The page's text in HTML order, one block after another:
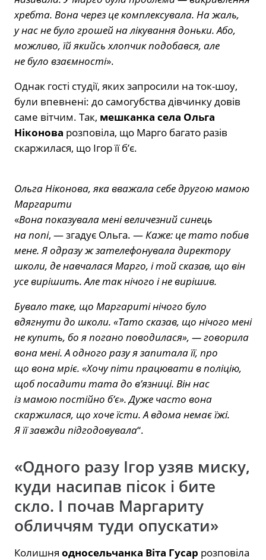
хребта. Вона через це комплексувала. На жаль,
у нас не було грошей на лікування доньки. Або,
можливо, їй якийсь хлопчик подобався, але
не було взаємності».
Однак гості студії, яких запросили на ток-шоу,
були впевнені: до самогубства дівчинку довів
саме вітчим. Так, мешканка села Ольга
Ніконова розповіла, що Марго багато разів
скаржилася, що Ігор її б’є.
Ольга Ніконова, яка вважала себе другою мамою
Маргарити
«Вона показувала мені величезний синець
на попі, — згадує Ольга. —Каже: це тато побив
мене. Я одразу ж зателефонувала директору
школи, де навчалася Марго, і той сказав, що він
усе вирішить. Але так нічого і не вирішив.
Бувало таке, що Маргариті нічого було
вдягнути до школи. «Тато сказав, що нічого мені
не купить, бо я погано поводилася», — говорила
вона мені. А одного разу я запитала її, про
що вона мріє. «Хочу піти працювати в поліцію,
щоб посадити тата до в’язниці. Він нас
із мамою постійно б’є». Дуже часто вона
скаржилася, що хоче їсти. А вдома немає їжі.
Я її завжди підгодовувала“.
«Одного разу Ігор узяв миску,
куди насипав пісок і бите
скло. І почав Маргариту
обличчям туди опускати»
Колишня односельчанка Віта Гусар розповіла